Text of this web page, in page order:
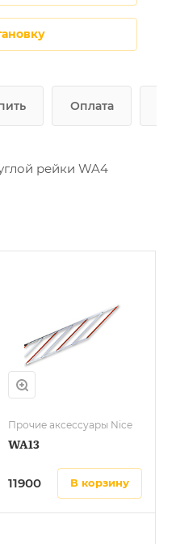
Оплата
рейки WA4
Прочие аксессуары Nice
WA13
11900 в корзину